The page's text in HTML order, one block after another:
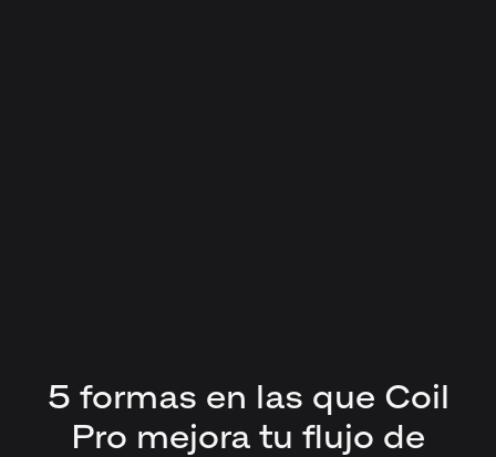
5 formas en las que Coil
Pro mejora tu flujo de